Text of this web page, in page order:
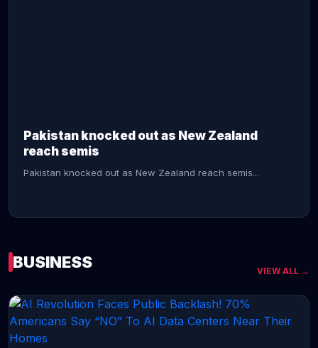
Pakistan knocked out as New Zealand
reach semis
Pakistan knocked out as New Zealand reach semis...
CONTINUE READING →
BUSINESS VIEW ALL →